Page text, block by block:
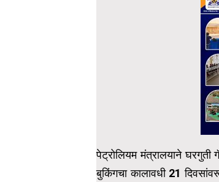
पेट्रोलियम मंत्रालयाने
बुकिंगचा कालावधी 21